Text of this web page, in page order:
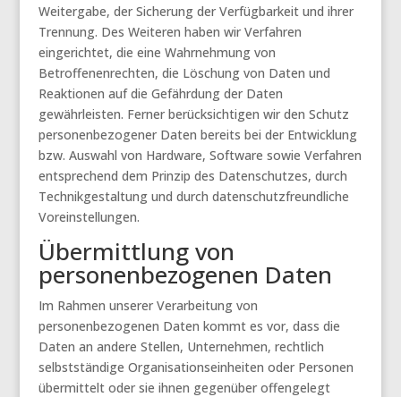
Weitergabe, der Sicherung der Verfügbarkeit und ihrer
Trennung. Des Weiteren haben wir Verfahren
eingerichtet, die eine Wahrnehmung von
Betroffenenrechten, die Löschung von Daten und
Reaktionen auf die Gefährdung der Daten
gewährleisten. Ferner berücksichtigen wir den Schutz
personenbezogener Daten bereits bei der Entwicklung
bzw. Auswahl von Hardware, Software sowie Verfahren
entsprechend dem Prinzip des Datenschutzes, durch
Technikgestaltung und durch datenschutzfreundliche
Voreinstellungen.
Übermittlung von
personenbezogenen Daten
Im Rahmen unserer Verarbeitung von
personenbezogenen Daten kommt es vor, dass die
Daten an andere Stellen, Unternehmen, rechtlich
selbstständige Organisationseinheiten oder Personen
übermittelt oder sie ihnen gegenüber offengelegt